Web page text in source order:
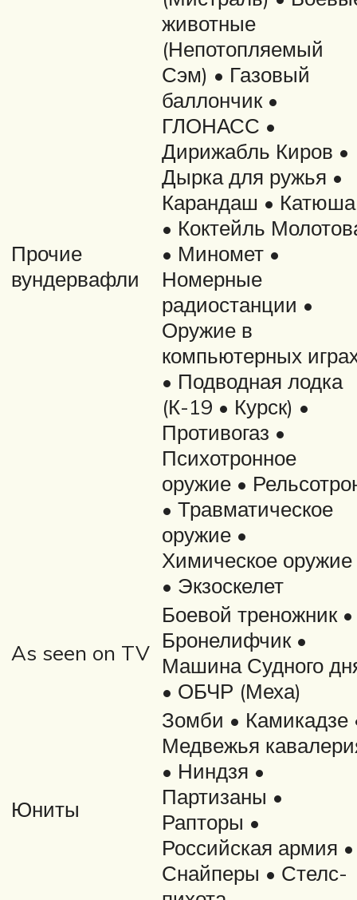
Прочие
вундервафли
животные
(Непотопляемый
Сэм) • Газовый
баллончик •
ГЛОНАСС •
Дирижабль Киров •
Дырка для ружья •
Карандаш • Катюша
• Коктейль
• Миномет •
Номерные
радиостанции •
Оружие в
компьютерных
• Подводная лодка
(К-19 • Курск) •
Противогаз •
Психотронное
оружие •
• Травматическое
оружие •
Химическое оружие
• Экзоскелет
As seen on TV
Боевой треножник •
Бронелифчик •
Машина Судного
• ОБЧР (Меха)
Юниты
Зомби • Камикадзе
Медвежья
• Ниндзя •
Партизаны •
Рапторы •
Российская армия •
Снайперы • Стелс-